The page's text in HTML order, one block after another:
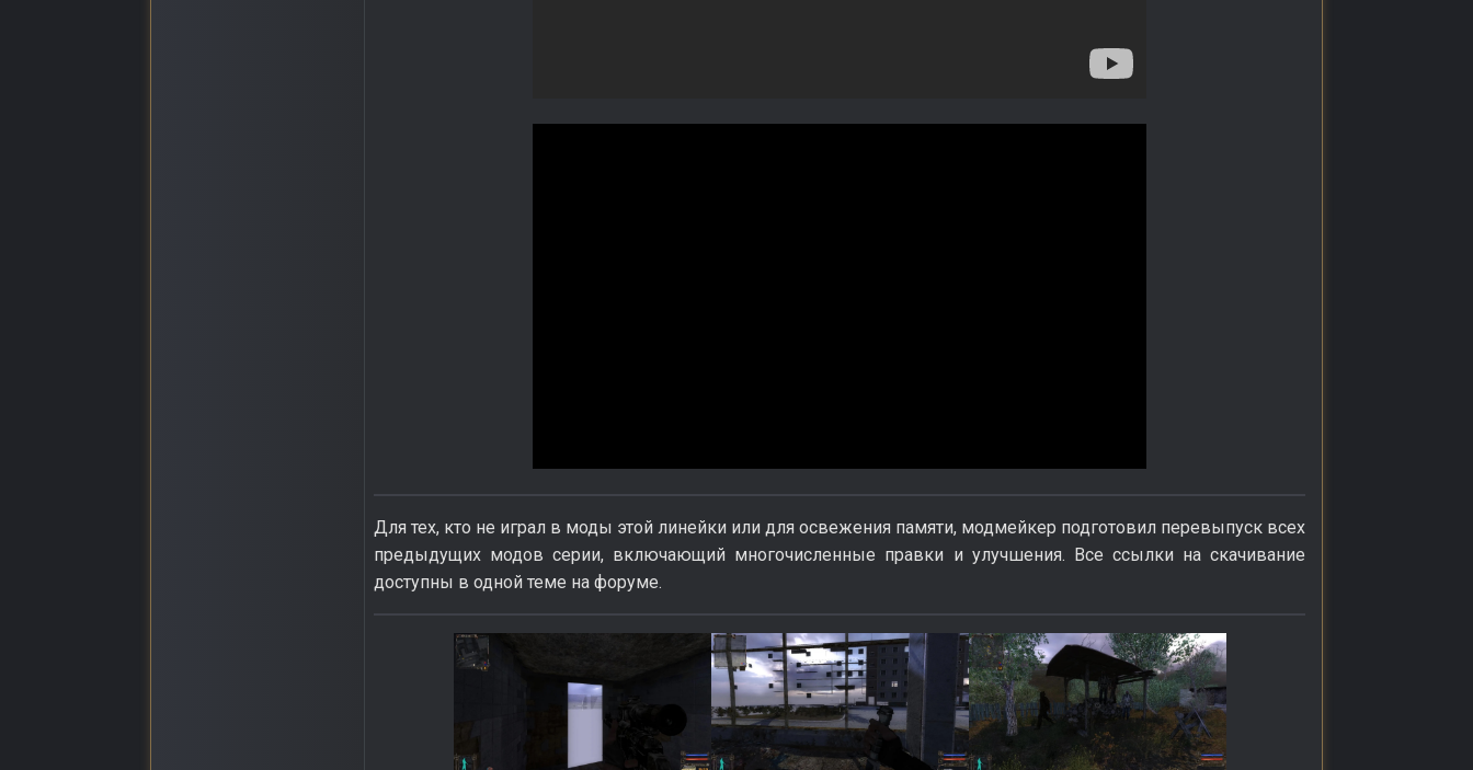
Для тех, кто не играл в моды этой линейки или для освежения памяти, модмейкер подготовил перевыпуск всех
предыдущих модов серии, включающий многочисленные правки и улучшения. Все ссылки на скачивание
доступны в одной теме на форуме.